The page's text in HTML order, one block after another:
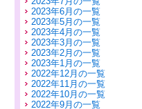
2023年6月の一覧
2023年5月の一覧
2023年4月の一覧
2023年3月の一覧
2023年2月の一覧
2023年1月の一覧
2022年12月の一覧
2022年11月の一覧
2022年10月の一覧
2022年9月の一覧